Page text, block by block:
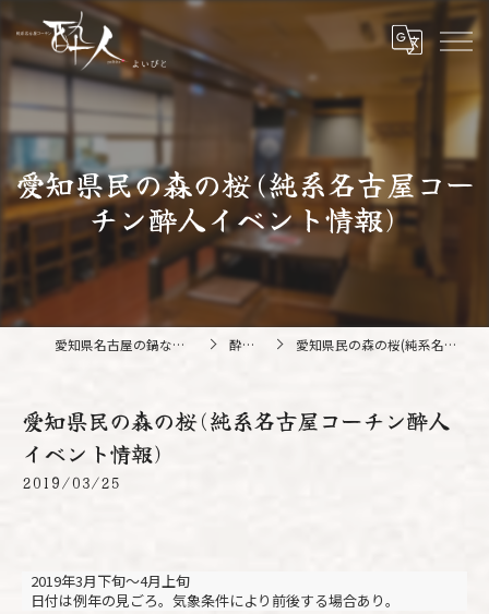
愛知県民の森の桜(純系名古屋コー
チン酔人イベント情報)
愛知県名古屋の鍋なら純系名古屋コーチン 酔人 酔人ブログ 愛知県民の森の桜(純系名古屋コーチン酔人イベント情報)
愛知県民の森の桜(純系名古屋コーチン酔人
イベント情報)
2019/03/25
2019年3月下旬～4月上旬
日付は例年の見ごろ。気象条件により前後する場合あり。